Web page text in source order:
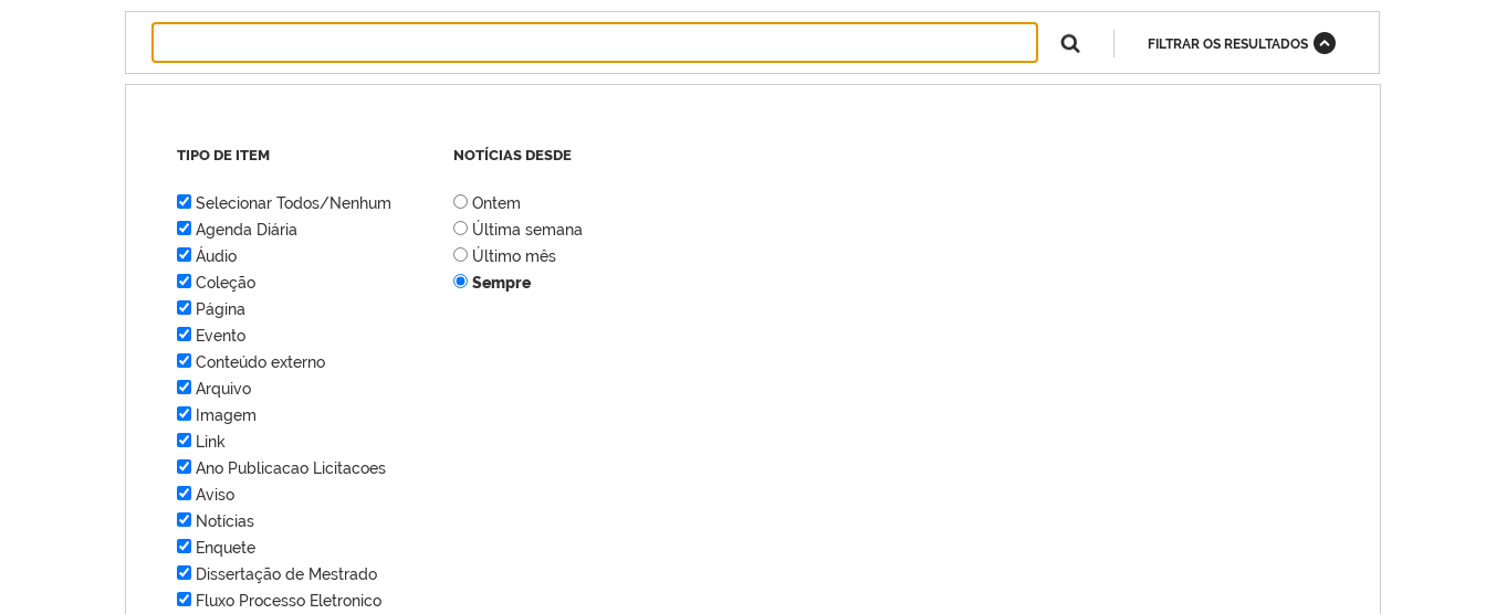
FILTRAR OS RESULTADOS
TIPO DE ITEM
Selecionar Todos/Nenhum
Agenda Diária
Áudio
Coleção
Página
Evento
Conteúdo externo
Arquivo
Imagem
Link
Ano Publicacao Licitacoes
Aviso
Notícias
Enquete
Dissertação de Mestrado
Fluxo Processo Eletronico
NOTÍCIAS DESDE
Ontem
Última semana
Último mês
Sempre